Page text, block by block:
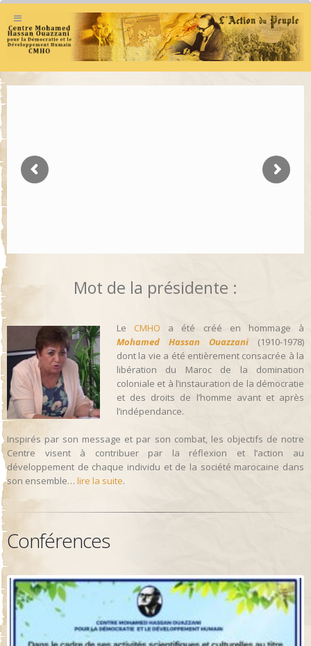
Mot de la présidente :
Le CMHO a été créé en hommage à
Mohamed Hassan Ouazzani (1910-1978)
dont la vie a été entièrement consacrée à la
libération du Maroc de la domination
coloniale et à l’instauration de la démocratie
et des droits de l’homme avant et après
l’indépendance.
Inspirés par son message et par son combat, les objectifs de notre
Centre visent à contribuer par la réflexion et l’action au
développement de chaque individu et de la société marocaine dans
son ensemble… lire la suite.
Conférences